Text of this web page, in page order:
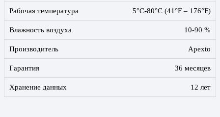
Рабочая температура 5°C-80°C (41°F – 176°F)
Влажность воздуха 10-90 %
Производитель Apexto
Гарантия 36 месяцев
Хранение данных 12 лет